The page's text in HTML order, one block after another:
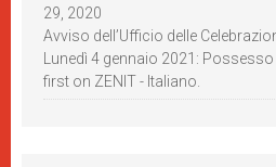
29, 2020
Avviso dell’Ufficio delle
Lunedì 4 gennaio 2021:
first on ZENIT - Italiano.